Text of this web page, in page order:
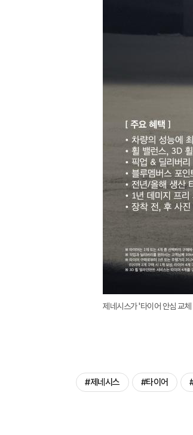
제네시스가 '타이어 안심 교
#제네시스 #타이어